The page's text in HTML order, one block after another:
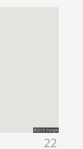
22